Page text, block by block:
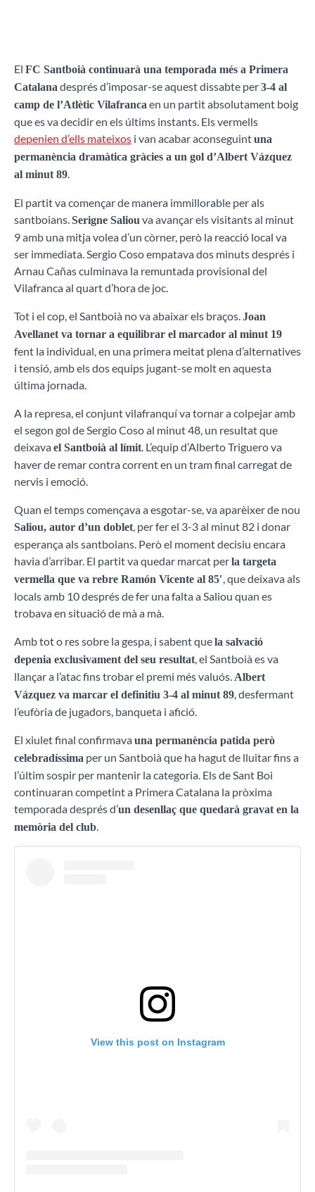
El FC Santboià continuarà una temporada més a Primera
Catalana després d’imposar-se aquest dissabte per3-4 al
camp de l’Atlètic Vilafranca en un partit absolutament boig
que es va decidir en els últims instants. Els vermells
depenien d’ells mateixos i van acabar aconseguintuna
permanència dramàtica gràcies a un gol d’Albert Vázquez
al minut 89
El partit va començar de manera immillorable per als
santboians. Serigne Saliou va avançar els visitants al minut
9 amb una mitja volea d’un còrner, però la reacció local va
ser immediata. Sergio Coso empatava dos minuts després i
Arnau Cañas culminava la remuntada provisional del
Vilafranca al quart d’hora de joc.
Tot i el cop, el Santboià no va abaixar els braços. Joan
Avellanet va tornar a equilibrar el marcador al minut 19
fent la individual, en una primera meitat plena d’alternatives
i tensió, amb els dos equips jugant-se molt en aquesta
última jornada.
A la represa, el conjunt vilafranquí va tornar a colpejar amb
el segon gol de Sergio Coso al minut 48, un resultat que
deixavael Santboià al límit . L’equip d’Alberto Triguero va
haver de remar contra corrent en un tram final carregat de
nervis i emoció.
Quan el temps començava a esgotar-se, va aparèixer de nou
Saliou, autor d’un doblet , per fer el 3-3 al minut 82 i donar
esperança als santboians. Però el moment decisiu encara
havia d’arribar. El partit va quedar marcat perla targeta
vermella que va rebre Ramón Vicente al 85′ , que deixava als
locals amb 10 després de fer una falta a Saliou quan es
trobava en situació de mà a mà.
Amb tot o res sobre la gespa, i sabent quela salvació
depenia exclusivament del seu resultat , el Santboià es va
llançar a l’atac fins trobar el premi més valuós. Albert
Vázquez va marcar el definitiu 3-4 al minut 89 , desfermant
l’eufòria de jugadors, banqueta i afició.
El xiulet final confirmavauna permanència patida però
celebradíssima per un Santboià que ha hagut de lluitar fins a
l’últim sospir per mantenir la categoria. Els de Sant Boi
continuaran competint a Primera Catalana la pròxima
temporada després d’un desenllaç que quedarà gravat en la
memòria del club
View this post on Instagram